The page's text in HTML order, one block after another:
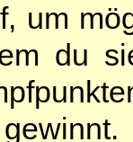
um
du